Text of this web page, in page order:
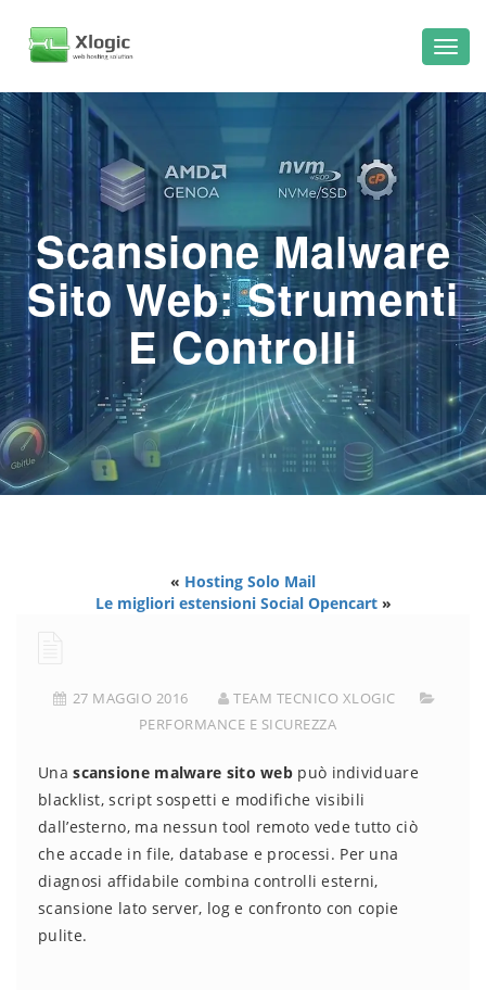
Scansione Malware
Sito Web: Strumenti
E Controlli
« Hosting Solo Mail
Le migliori estensioni Social Opencart»
27 MAGGIO 2016
TEAM TECNICO XLOGIC
PERFORMANCE E SICUREZZA
Unascansione malware sito web può individuare
blacklist, script sospetti e modifiche visibili
dall’esterno, ma nessun tool remoto vede tutto ciò
che accade in file, database e processi. Per una
diagnosi affidabile combina controlli esterni,
scansione lato server, log e confronto con copie
pulite.